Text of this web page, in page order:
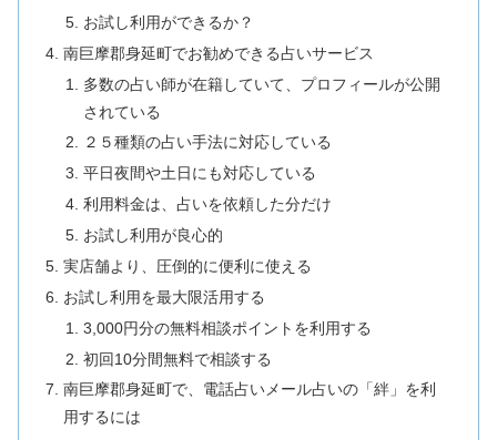
お試し利用ができるか？
南巨摩郡身延町でお勧めできる占いサービス
多数の占い師が在籍していて、プロフィールが公開
されている
２５種類の占い手法に対応している
平日夜間や土日にも対応している
利用料金は、占いを依頼した分だけ
お試し利用が良心的
実店舗より、圧倒的に便利に使える
お試し利用を最大限活用する
3,000円分の無料相談ポイントを利用する
初回10分間無料で相談する
南巨摩郡身延町で、電話占いメール占いの「絆」を利
用するには